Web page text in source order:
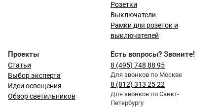
Розетки
Выключатели
Рамки для розеток и
выключателей
Проекты
Статьи
Выбор эксперта
Идеи освещения
Обзор светильников
Есть вопросы? Звоните!
8 (495) 748 88 95
Для звонков по Москве
8 (812) 313 25 22
Для звонков по Санкт-
Петербургу